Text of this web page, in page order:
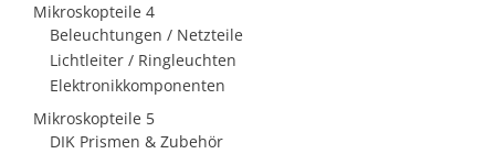
Mikroskopteile 4
Beleuchtungen / Netzteile
Lichtleiter / Ringleuchten
Elektronikkomponenten
Mikroskopteile 5
DIK Prismen & Zubehör